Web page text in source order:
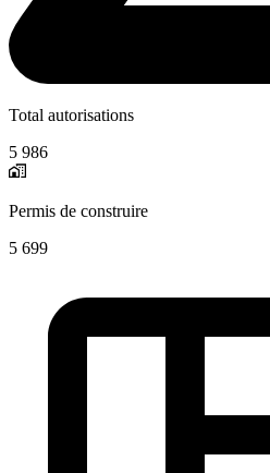
Total autorisations
5 986
Permis de construire
5 699